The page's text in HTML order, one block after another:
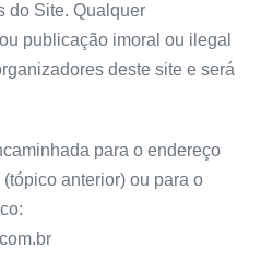
do Site. Qualquer
publicação imoral ou ilegal
deste site e será
para o endereço
anterior) ou para o